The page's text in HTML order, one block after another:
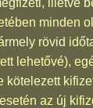
minden
rövid
lehetővé),
kötelezett
az új